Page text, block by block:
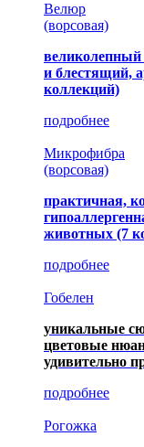
Велюр
(ворсовая)
и блестящий,
коллекций)
подробнее
Микрофибра
(ворсовая)
практичная,
животных (7
подробнее
Гобелен
уникальные
цветовые
удивительно
подробнее
Рогожка